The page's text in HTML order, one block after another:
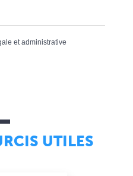
et administrative
UTILES